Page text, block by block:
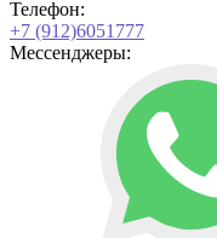
Телефон:
+7 (912)6051777
Мессенджеры: